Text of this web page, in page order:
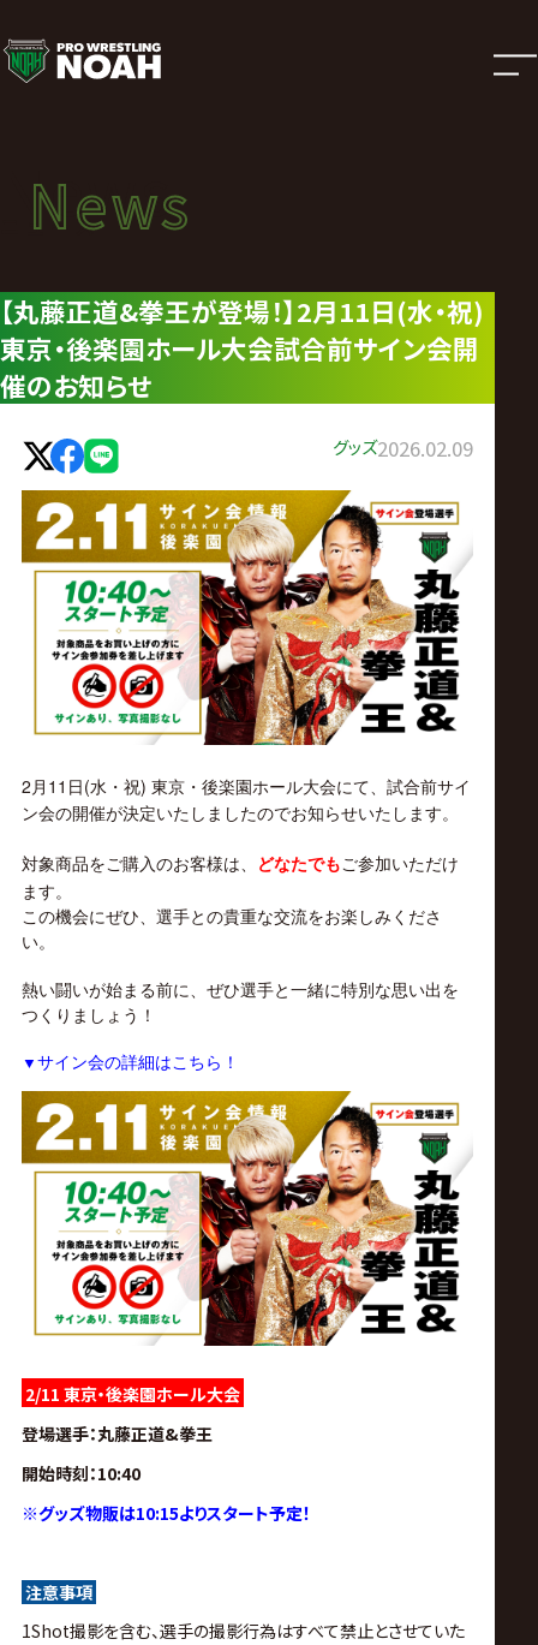
ニ
ュ
ー
ス
|
プ
ロ
レ
ス
ノ
ア
公
式
サ
イ
News
ニュース
News
【丸藤正道&拳王が登場！】2月11日(水・祝)
東京・後楽園ホール大会試合前サイン会開
催のお知らせ
グッズ2026.02.09
2月11日(水・祝) 東京・後楽園ホール大会にて、試合前サイ
ン会の開催が決定いたしましたのでお知らせいたします。
対象商品をご購入のお客様は、 どなたでもご参加いただけ
ます。
この機会にぜひ、選手との貴重な交流をお楽しみくださ
い。
熱い闘いが始まる前に、ぜひ選手と一緒に特別な思い出を
つくりましょう！
▼ サイン会の詳細はこちら！
2/11 東京・後楽園ホール大会
登場選手：丸藤正道&拳王
開始時刻：10:40
※グッズ物販は10:15よりスタート予定！
注意事項
1Shot撮影を含む、選手の撮影行為はすべて禁止とさせていた